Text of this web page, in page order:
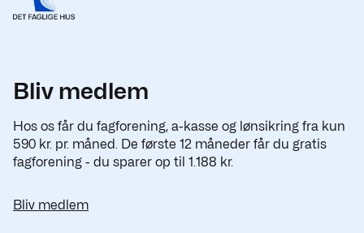
Bliv medlem
Hos os får du fagforening, a-kasse og lønsikring fra kun
590 kr. pr. måned. De første 12 måneder får du gratis
fagforening - du sparer op til 1.188 kr.
Bliv medlem